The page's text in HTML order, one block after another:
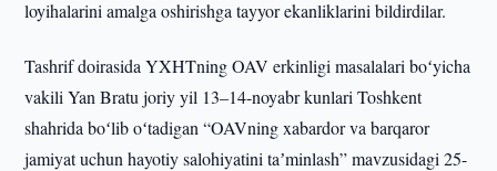
loyihalarini amalga oshirishga tayyor ekanliklarini bildirdilar.
Tashrif doirasida YXHTning OAV erkinligi masalalari boʻyicha
vakili Yan Bratu joriy yil 13–14-noyabr kunlari Toshkent
shahrida boʻlib oʻtadigan “OAVning xabardor va barqaror
jamiyat uchun hayotiy salohiyatini taʼminlash” mavzusidagi 25-